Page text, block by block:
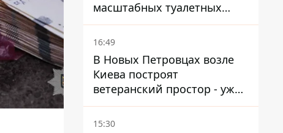
масштабных туалетных
схем с фиктивным домом
16:49
В Новых Петровцах возле
Киева построят
ветеранский простор - уже
нашли проектанта
15:30